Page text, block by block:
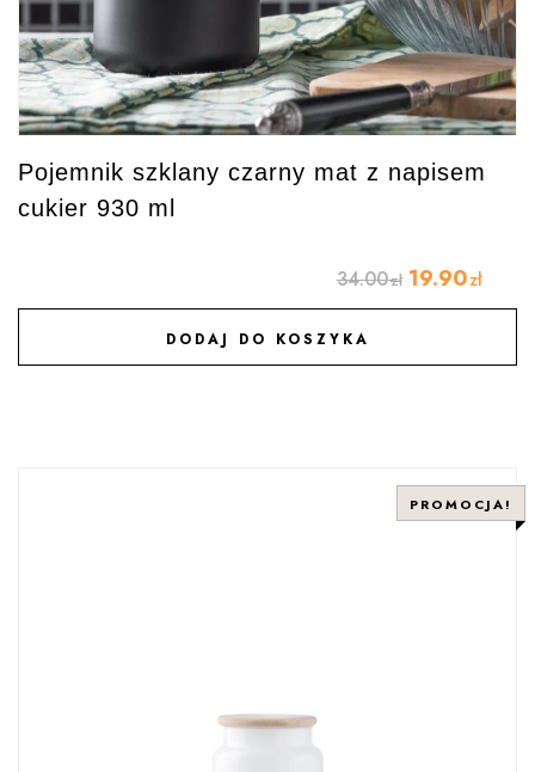
Pojemnik szklany czarny mat z napisem
cukier 930 ml
34.00zł 19.90zł
DODAJ DO KOSZYKA
DODAJ DO ULUBIONYCH
PROMOCJA!